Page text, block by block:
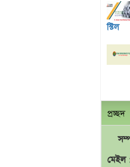
স্টিল
প্রচ্ছদ
মেইল